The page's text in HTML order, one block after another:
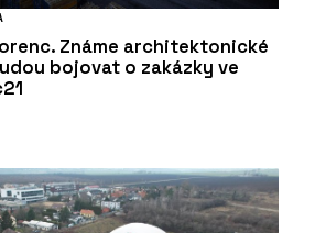
(RAKO)
Známe architektonické
bojovat o zakázky ve